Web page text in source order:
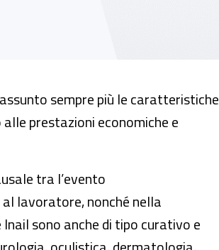
sempre più le caratteristiche
prestazioni economiche e
tra l’evento
lavoratore, nonché nella
sono anche di tipo curativo e